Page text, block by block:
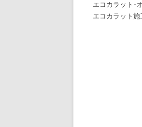
エコカラット･
エコカラット